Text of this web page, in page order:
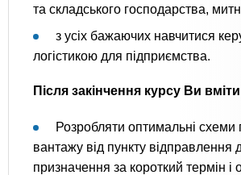
та складського господарства,
з усіх бажаючих навчитися
логістикою для підприємства.
Після закінчення курсу Ви
Розробляти оптимальні
вантажу від пункту відправлення
призначення за короткий термін і